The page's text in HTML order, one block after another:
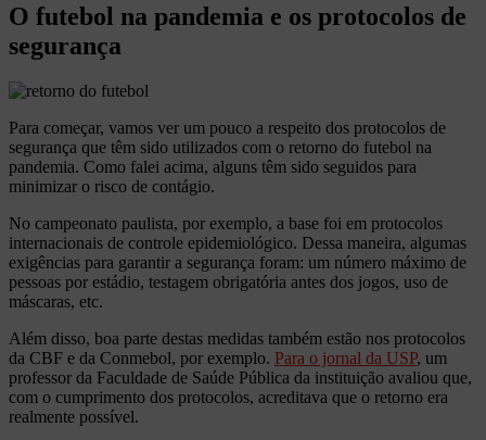
O futebol na pandemia e os protocolos de
segurança
Para começar, vamos ver um pouco a respeito dos protocolos de
segurança que têm sido utilizados com o retorno do futebol na
pandemia. Como falei acima, alguns têm sido seguidos para
minimizar o risco de contágio.
No campeonato paulista, por exemplo, a base foi em protocolos
internacionais de controle epidemiológico. Dessa maneira, algumas
exigências para garantir a segurança foram: um número máximo de
pessoas por estádio, testagem obrigatória antes dos jogos, uso de
máscaras, etc.
Além disso, boa parte destas medidas também estão nos protocolos
da CBF e da Conmebol, por exemplo. Para o jornal da USP, um
professor da Faculdade de Saúde Pública da instituição avaliou que,
com o cumprimento dos protocolos, acreditava que o retorno era
realmente possível.